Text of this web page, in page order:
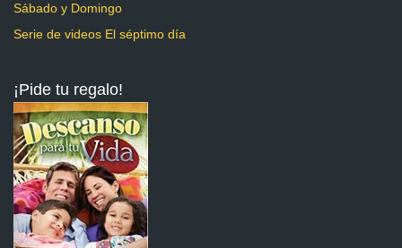
Sábado y Domingo
Serie de videos El séptimo día
¡Pide tu regalo!